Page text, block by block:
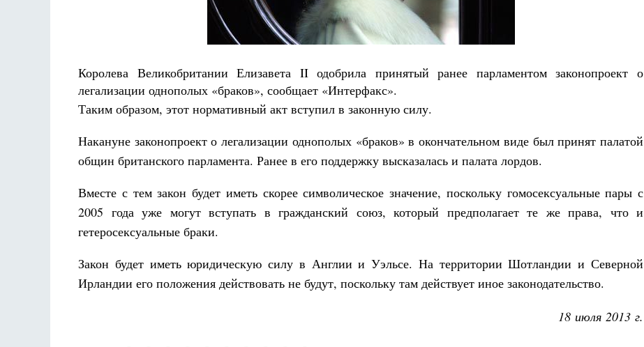
Королева Великобритании Елизавета II одобрила принятый ранее парламентом законопроект о
легализации однополых «браков», сообщает «Интерфакс».
Таким образом, этот нормативный акт вступил в законную силу.
Накануне законопроект о легализации однополых «браков» в окончательном виде был принят палатой
общин британского парламента. Ранее в его поддержку высказалась и палата лордов.
Вместе с тем закон будет иметь скорее символическое значение, поскольку гомосексуальные пары с
2005 года уже могут вступать в гражданский союз, который предполагает те же права, что и
гетеросексуальные браки.
Закон будет иметь юридическую силу в Англии и Уэльсе. На территории Шотландии и Северной
Ирландии его положения действовать не будут, поскольку там действует иное законодательство.
18 июля 2013 г.
Разлуки не будет
Фредерика де Грааф Как найти своё место в жизни
Кирилл Мурышев
святого